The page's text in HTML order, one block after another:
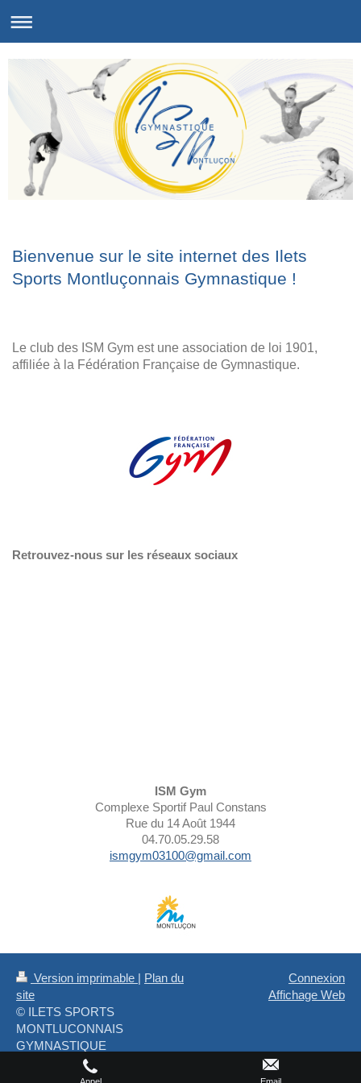
Bienvenue sur le site internet des Ilets
Sports Montluçonnais Gymnastique !
Le club des ISM Gym est une association de loi 1901,
affiliée à la Fédération Française de Gymnastique.
Retrouvez-nous sur les réseaux sociaux
ISM Gym
Complexe Sportif Paul Constans
Rue du 14 Août 1944
04.70.05.29.58
ismgym03100@gmail.com
Version imprimable
Plan du
site
© ILETS SPORTS
MONTLUCONNAIS
GYMNASTIQUE
Connexion
Affichage Web